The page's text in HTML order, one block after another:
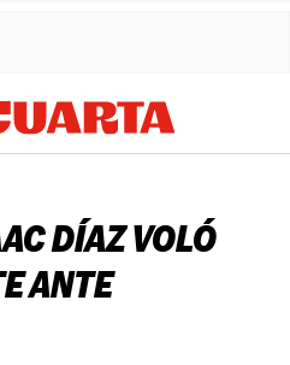
DÍAZ VOLÓ
ANTE